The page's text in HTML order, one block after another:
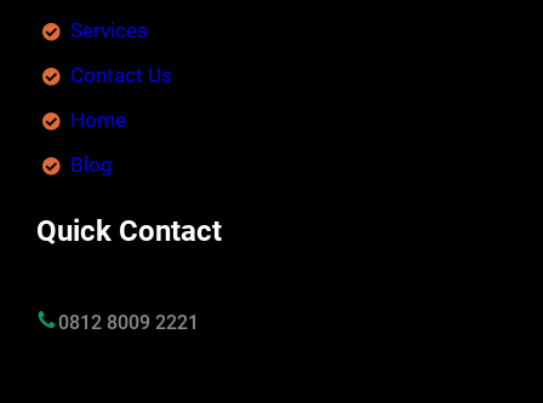
Services
Contact Us
Home
Blog
Quick Contact
0812 8009 2221